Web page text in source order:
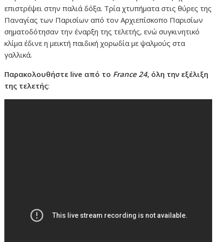
επιστρέψει στην παλιά δόξα. Τρία χτυπήματα στις θύρες της
Παναγίας των Παρισίων από τον Αρχιεπίσκοπο Παρισίων
σηματοδότησαν την έναρξη της τελετής, ενώ συγκινητικό
κλίμα έδινε η μεικτή παιδική χορωδία με ψαλμούς στα
γαλλικά.
Παρακολουθήστε live από το France 24, όλη την εξέλιξη
της τελετής: